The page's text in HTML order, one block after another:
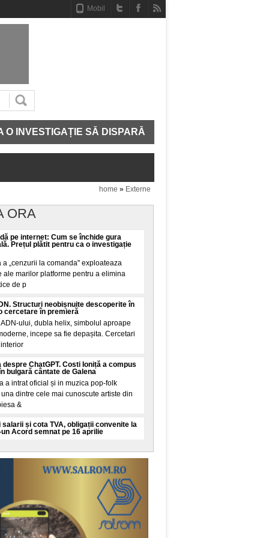
Mobil
SĂ DISPARĂ CE MAI AVEM IN ADN.
home » Externe
ORA
pe internet: Cum se închide gura
Prețul plătit pentru ca o investigație
a „cenzurii la comanda" exploateaza
ale marilor platforme pentru a elimina
de p
Structuri neobișnuite descoperite în
cercetare în premieră
ului, dubla helix, simbolul aproape
incepe sa fie depașita. Cercetari
ChatGPT. Costi Ioniță a compus
bulgară cântate de Galena
a intrat oficial și in muzica pop-folk
dintre cele mai cunoscute artiste din
&
salarii și cota TVA, obligații convenite la
Acord semnat pe 16 aprilie
Finanțelor și ratificat joi de Parlament
țarii
vine din Spania: Mosadul israelian e în
din Ceuta
și de analiza din China
controversata. Potrivit acestor voci, citate
servici